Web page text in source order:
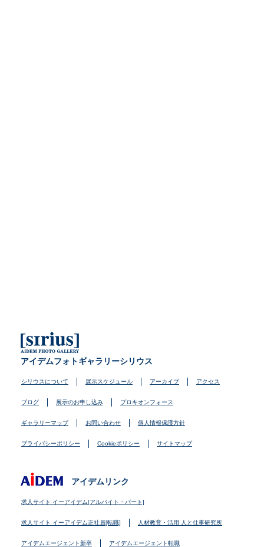
アイデムフォトギャラリーシリウス
シリウスについて 展示スケジュール アーカイブ アクセス
ブログ 展示のお申し込み プロキオンフォース
ギャラリーマップ お問い合わせ 個人情報保護方針
プライバシーポリシー Cookieポリシー サイトマップ
アイデムリンク
求人サイト イーアイデム[アルバイト・パート]
求人サイト イーアイデム正社員[転職] 人材教育・活用 人と仕事研究所
アイデムエージェント新卒 アイデムエージェント転職